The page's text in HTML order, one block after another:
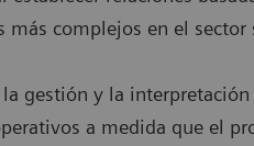
más complejos en el sector
gestión y la
a medida que el